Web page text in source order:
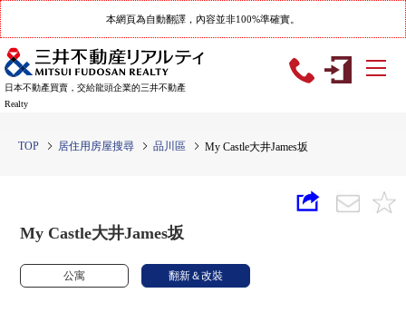
本網頁為自動翻譯，內容並非100%準確實。
日本不動產買賣，交給龍頭企業的三井不動產
Realty
TOP 居住用房屋搜尋 品川區 My Castle大井James坂
My Castle大井James坂
公寓 翻新＆改裝